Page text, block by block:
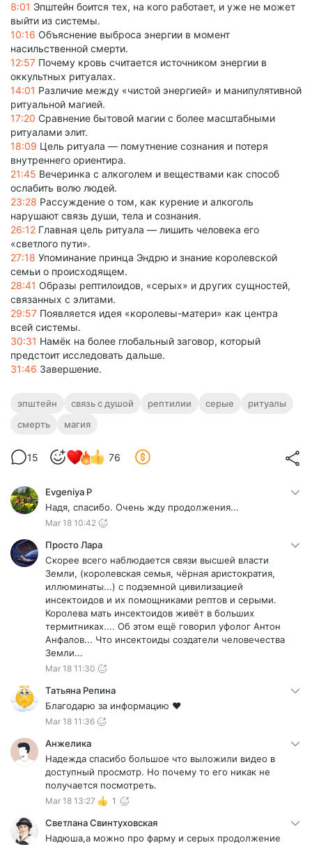
8:01 Эпштейн боится тех, на кого работает, и уже не может
выйти из системы.
10:16 Объяснение выброса энергии в момент
насильственной смерти.
12:57 Почему кровь считается источником энергии в
оккультных ритуалах.
14:01 Различие между «чистой энергией» и манипулятивной
ритуальной магией.
17:20 Сравнение бытовой магии с более масштабными
ритуалами элит.
18:09 Цель ритуала — помутнение сознания и потеря
внутреннего ориентира.
21:45 Вечеринка с алкоголем и веществами как способ
ослабить волю людей.
23:28 Рассуждение о том, как курение и алкоголь
нарушают связь души, тела и сознания.
26:12 Главная цель ритуала — лишить человека его
«светлого пути».
27:18 Упоминание принца Эндрю и знание королевской
семьи о происходящем.
28:41 Образы рептилоидов, «серых» и других сущностей,
связанных с элитами.
29:57 Появляется идея «королевы-матери» как центра
всей системы.
30:31 Намёк на более глобальный заговор, который
предстоит исследовать дальше.
31:46 Завершение.
эпштейн связь с душой рептилии серые
ритуалы
смерть
магия
15 76
Evgeniya P
Надя, спасибо. Очень жду продолжения...
Mar 18 10:42
Просто Лара
Скорее всего наблюдается связи высшей власти
Земли, (королевская семья, чёрная аристократия,
иллюминаты...) с подземной цивилизацией
инсектоидов и их помощниками рептов и серыми.
Королева мать инсектоидов живёт в больших
термитниках.... Об этом ещё говорил уфолог Антон
Анфалов... Что инсектоиды создатели человечества
Земли...
Mar 18 11:30
Татьяна Репина
Благодарю за информацию ❤️
Mar 18 11:36
Анжелика
Надежда спасибо большое что выложили видео в
доступный просмотр. Но почему то его никак не
получается посмотреть.
Mar 18 13:27 1
Светлана Свинтуховская
Надюша,а можно про фарму и серых продолжение